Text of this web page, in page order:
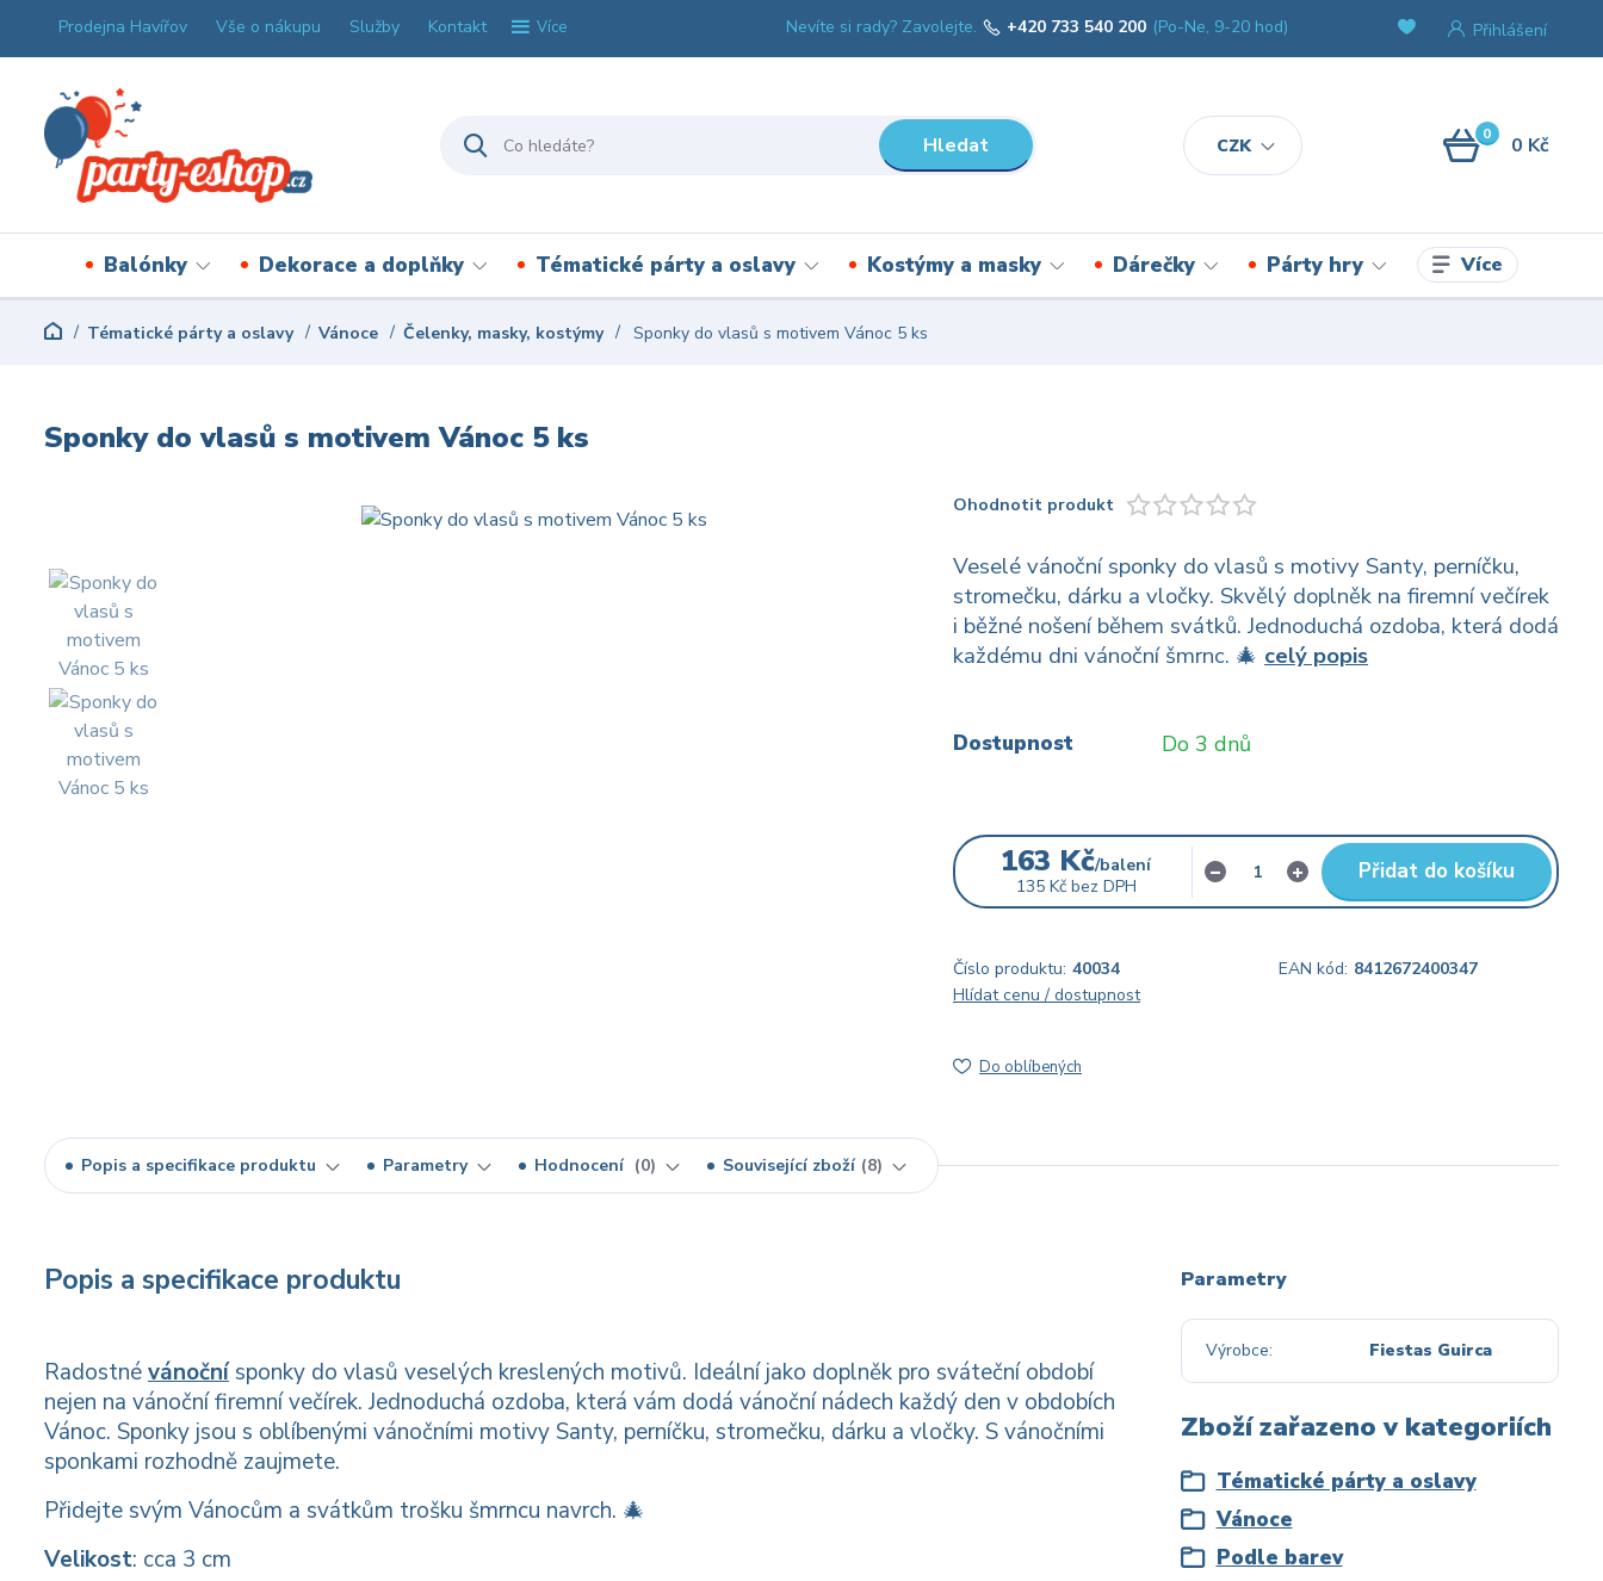
Prodejna Havířov Vše o nákupu Služby Kontakt Více
CZK
Přihlášení
Hledat
Nevíte si rady? Zavolejte. +420 733 540 200 (Po-Ne, 9-20 hod)
0 0 Kč
Balónky Dekorace a doplňky Tématické párty a oslavy Kostýmy a masky Dárečky Párty hry Více
Tématické párty a oslavy Vánoce Čelenky, masky, kostýmy Sponky do vlasů s motivem Vánoc 5 ks
Sponky do vlasů s motivem Vánoc 5 ks
Ohodnotit produkt
Veselé vánoční sponky do vlasů s motivy Santy, perníčku,
stromečku, dárku a vločky. Skvělý doplněk na firemní večírek
i běžné nošení během svátků. Jednoduchá ozdoba, která dodá
každému dni vánoční šmrnc. 🎄 celý popis
Dostupnost Do 3 dnů
163 Kč/balení
135 Kč bez DPH
Přidat do košíku
Číslo produktu: 40034 EAN kód: 8412672400347
Hlídat cenu / dostupnost
Do oblíbených
Popis a specifikace produktu Parametry Hodnocení 0 Související zboží 8
Popis a specifikace produktu
Radostnévánočnísponky do vlasů veselých kreslených motivů. Ideální jako doplněk pro sváteční období
nejen na vánoční firemní večírek. Jednoduchá ozdoba, která vám dodá vánoční nádech každý den v obdobích
Vánoc. Sponky jsou s oblíbenými vánočními motivy Santy, perníčku, stromečku, dárku a vločky. S vánočními
sponkami rozhodně zaujmete.
Přidejte svým Vánocům a svátkům trošku šmrncu navrch. 🎄
Velikost: cca 3 cm
Parametry
Výrobce Fiestas Guirca
Zboží zařazeno v kategoriích
Tématické párty a oslavy
Vánoce
Podle barev